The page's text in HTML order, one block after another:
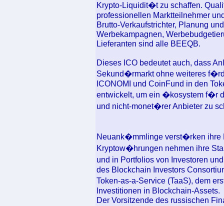
Krypto-Liquidit�t zu schaffen.
professionellen Marktteilnehmer
Brutto-Verkaufstrichter, Planung
Werbekampagnen,
Lieferanten sind alle BEEQB.
Dieses ICO bedeutet auch, dass
Sekund�rmarkt ohne weiteres
ICONOMI und CoinFund in den
entwickelt, um ein �kosystem f�r
und nicht-monet�rer Anbieter zu
Neuank�mmlinge verst�rken ihre
Kryptow�hrungen nehmen ihre
und in Portfolios von Investoren
des Blockchain Investors
Token-as-a-Service (TaaS), dem
Investitionen in Blockchain-Assets.
Der Vorsitzende des russischen